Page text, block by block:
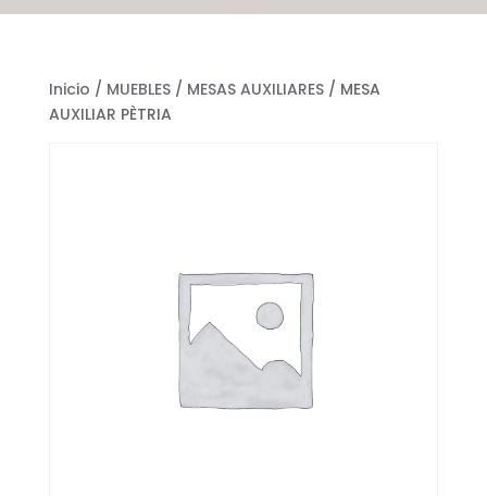
Inicio / MUEBLES/ MESAS AUXILIARES/ MESA
AUXILIAR PÈTRIA